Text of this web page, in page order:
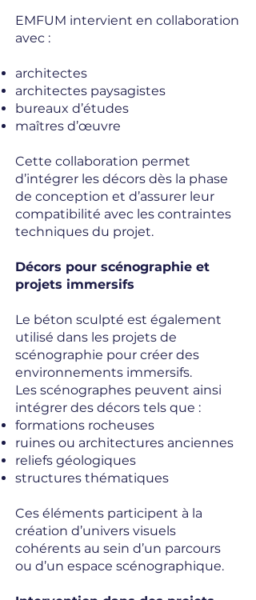
EMFUM intervient en collaboration
avec :
architectes
architectes paysagistes
bureaux d’études
maîtres d’œuvre
Cette collaboration permet
d’intégrer les décors dès la phase
de conception et d’assurer leur
compatibilité avec les contraintes
techniques du projet.
Décors pour scénographie et
projets immersifs
Le béton sculpté est également
utilisé dans les projets de
scénographie pour créer des
environnements immersifs.
Les scénographes peuvent ainsi
intégrer des décors tels que :
formations rocheuses
ruines ou architectures anciennes
reliefs géologiques
structures thématiques
Ces éléments participent à la
création d’univers visuels
cohérents au sein d’un parcours
ou d’un espace scénographique.